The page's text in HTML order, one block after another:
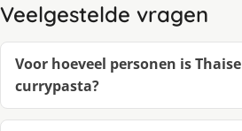
Veelgestelde vragen
Voor hoeveel personen is
currypasta?